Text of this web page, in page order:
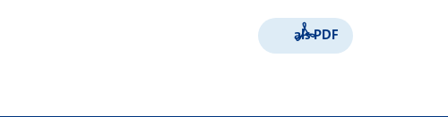
als PDF